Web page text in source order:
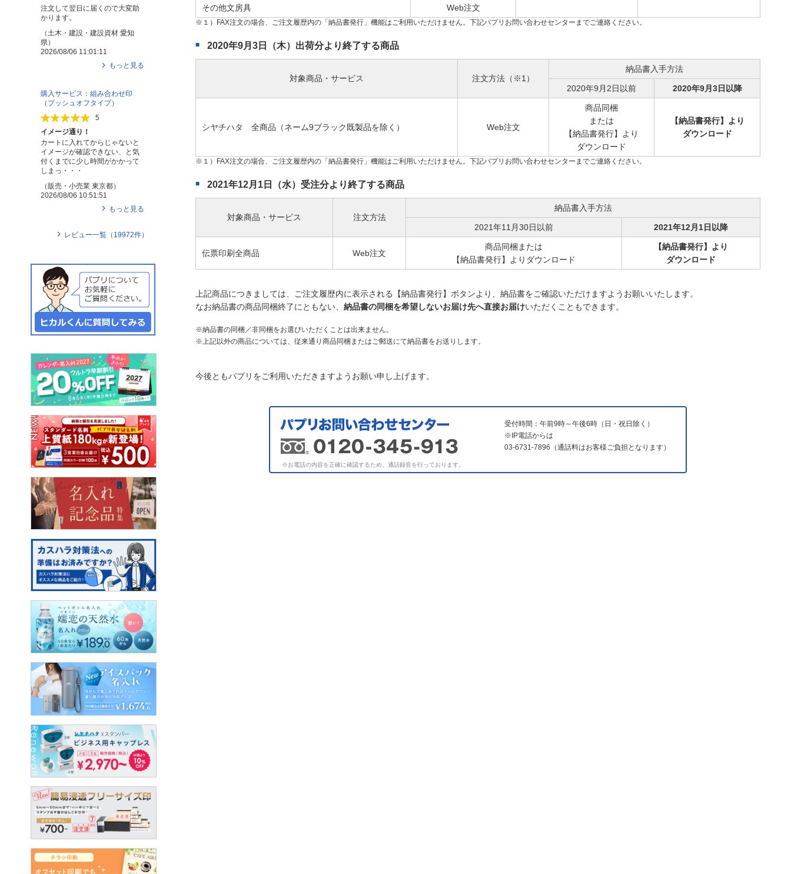
その他文房具 Web注文
１）FAX注文の場合、ご注文履歴内の「納品書発行」機能はご利用いただけません。下記パプリお問い合わせセンターまでご連絡ください。
2020年9月3日（木）出荷分より終了する商品
対象商品・サービス 注文方法（※1）
納品書入手方法
2020年9月2日以前 2020年9月3日以降
シヤチハタ 全商品（ネーム9ブラック既製品を除く） Web注文
商品同梱
または
【納品書発行】より
ダウンロード
【納品書発行】より
ダウンロード
１）FAX注文の場合、ご注文履歴内の「納品書発行」機能はご利用いただけません。下記パプリお問い合わせセンターまでご連絡ください。
2021年12月1日（水）受注分より終了する商品
対象商品・サービス 注文方法
納品書入手方法
2021年11月30日以前 2021年12月1日以降
伝票印刷全商品 Web注文
商品同梱または
【納品書発行】よりダウンロード
【納品書発行】より
ダウンロード
上記商品につきましては、ご注文履歴内に表示される【納品書発行】ボタンより、納品書をご確認いただけますようお願いいたします。
なお納品書の商品同梱終了にともない、 納品書の同梱を希望しないお届け先へ直接お届けいただくこともできます。
納品書の同梱／非同梱をお選びいただくことは出来ません。
上記以外の商品については、従来通り商品同梱またはご郵送にて納品書をお送りします。
今後ともパプリをご利用いただきますようお願い申し上げます。
受付時間：午前9時～午後6時（日・祝日除く）
※IP電話からは
03-6731-7896（通話料はお客様ご負担となります）
※お電話の内容を正確に確認するため、通話録音を行っております。
注文して翌日に届くので大変助
かります。
（土木・建設・建設資材 愛知
県）
2026/08/06 11:01:11
もっと見る
購入サービス：組み合わせ印
（プッシュオフタイプ）
5
イメージ通り！
カートに入れてからじゃないと
イメージが確認できない、と気
付くまでに少し時間がかかって
しまっ・・・
（販売・小売業 東京都）
2026/08/06 10:51:51
もっと見る
レビュー一覧（ 19972件）